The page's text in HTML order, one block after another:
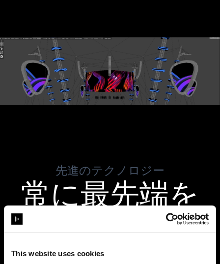
This website uses cookies
先進のテクノロジー
常に最先端を
行く